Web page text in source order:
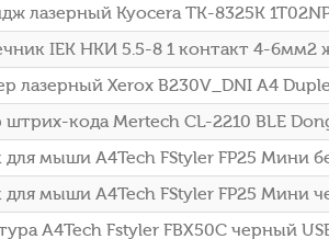
лазерный Kyocera TK-8325K
IEK НКИ 5.5-8 1 контакт 4-6мм2
лазерный Xerox B230V_DNI A4
штрих-кода Mertech CL-2210 BLE
для мыши A4Tech FStyler FP25 Мини
для мыши A4Tech FStyler FP25 Мини
A4Tech Fstyler FBX50C черный